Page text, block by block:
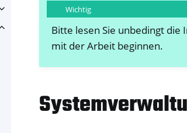
Toggle navigation of NextBox
Toggle navigation of NetHSM
Wichtig
Bitte lesen Sie unbedingt
mit der Arbeit beginnen.